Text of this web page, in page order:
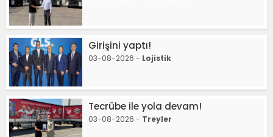
Girişini yaptı!
03-08-2026 - Lojistik
Tecrübe ile yola devam!
03-08-2026 - Treyler